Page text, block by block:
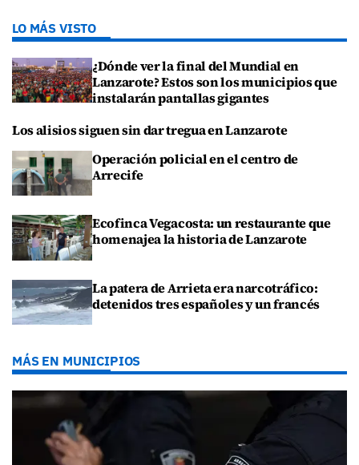
LO MÁS VISTO
¿Dónde ver la final del Mundial en
Lanzarote? Estos son los municipios que
instalarán pantallas gigantes
Los alisios siguen sin dar tregua en Lanzarote
Operación policial en el centro de
Arrecife
Ecofinca Vegacosta: un restaurante que
homenajea la historia de Lanzarote
La patera de Arrieta era narcotráfico:
detenidos tres españoles y un francés
MÁS EN MUNICIPIOS